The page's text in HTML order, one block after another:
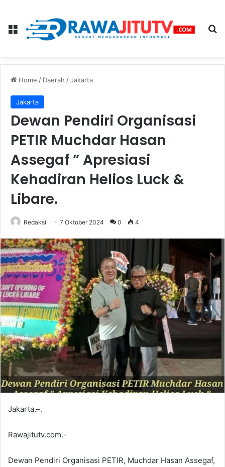
Menu
Home / Daerah /Jakarta
Jakarta
Dewan Pendiri Organisasi
PETIR Muchdar Hasan
Assegaf ” Apresiasi
Kehadiran Helios Luck &
Libare.
Redaksi 7 Oktober 2024 0 4
Jakarta.–.
Rawajitutv.com.-
Dewan Pendiri Organisasi PETIR, Muchdar Hasan Assegaf,